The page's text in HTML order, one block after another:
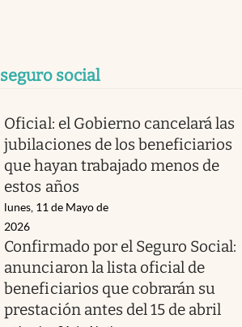
seguro social
Oficial: el Gobierno cancelará las
jubilaciones de los beneficiarios
que hayan trabajado menos de
estos años
lunes, 11 de Mayo de
2026
Confirmado por el Seguro Social:
anunciaron la lista oficial de
beneficiarios que cobrarán su
prestación antes del 15 de abril